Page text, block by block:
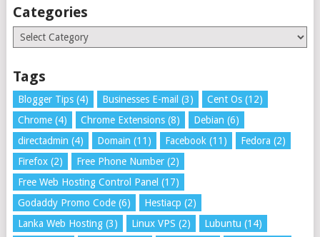
Categories
Categories
Tags
Blogger Tips(4) Businesses E-mail (3) Cent Os(12)
Chrome(4) Chrome Extensions(8) Debian (6)
directadmin (4) Domain (11) Facebook (11) Fedora (2)
Firefox(2) Free Phone Number(2)
Free Web Hosting Control Panel (17)
Godaddy Promo Code(6) Hestiacp (2)
Lanka Web Hosting(3) Linux VPS (2) Lubuntu (14)